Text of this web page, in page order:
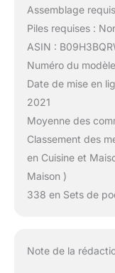
Assemblage
Piles requises :
ASIN :
Numéro du
Date de mise en
2021
Moyenne des
Classement des
en Cuisine et
Maison )
338 en Sets de
Note de la